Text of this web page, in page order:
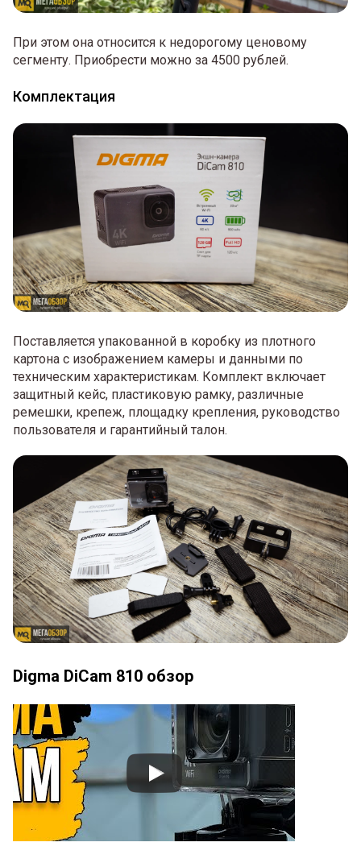
При этом она относится к недорогому ценовому
сегменту. Приобрести можно за 4500 рублей.
Комплектация
Поставляется упакованной в коробку из плотного
картона с изображением камеры и данными по
техническим характеристикам. Комплект включает
защитный кейс, пластиковую рамку, различные
ремешки, крепеж, площадку крепления, руководство
пользователя и гарантийный талон.
Digma DiCam 810 обзор